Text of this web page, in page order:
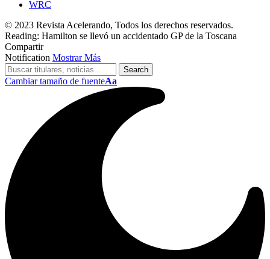
WRC
© 2023 Revista Acelerando, Todos los derechos reservados.
Reading: Hamilton se llevó un accidentado GP de la Toscana
Compartir
Notification Mostrar Más
Cambiar tamaño de fuenteAa